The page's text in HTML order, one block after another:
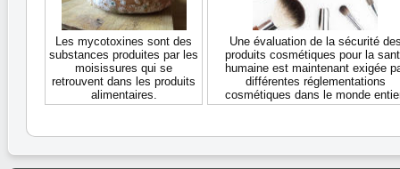
Les mycotoxines sont des
substances produites par les
moisissures qui se
retrouvent dans les produits
alimentaires.
Une évaluation de la sécurité
produits cosmétiques pour la
humaine est maintenant exigée
différentes réglementations
cosmétiques dans le monde